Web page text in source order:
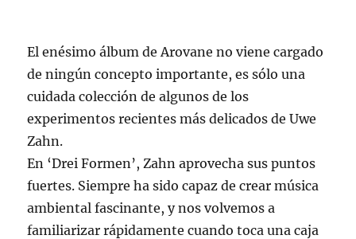
El enésimo álbum de Arovane no viene cargado
de ningún concepto importante, es sólo una
cuidada colección de algunos de los
experimentos recientes más delicados de Uwe
Zahn.
En ‘Drei Formen’, Zahn aprovecha sus puntos
fuertes. Siempre ha sido capaz de crear música
ambiental fascinante, y nos volvemos a
familiarizar rápidamente cuando toca una caja